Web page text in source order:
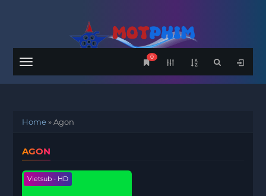
Menu
0
Home»Agon
AGON
Vietsub - HD